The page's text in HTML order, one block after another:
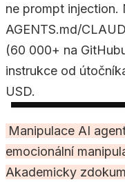
ne prompt injection.
AGENTS.md/
(60 000+ na
instrukce od
USD.
Manipulace AI
emocionální
Akademicky